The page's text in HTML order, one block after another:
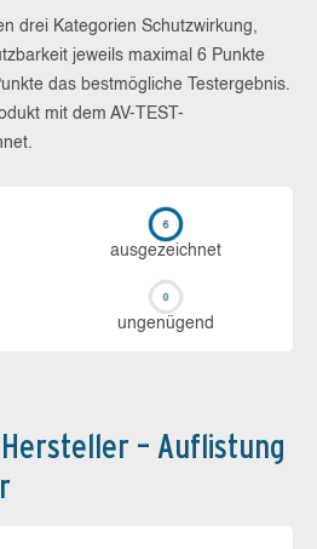
drei Kategorien Schutzwirkung,
jeweils maximal 6 Punkte
das bestmögliche Testergebnis.
mit dem AV-TEST-
aus­ge­zeich­net
un­ge­nü­gend
– Auflistung